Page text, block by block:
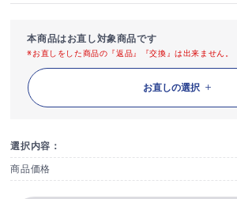
本商品はお直し対象商品です
※お直しをした商品の『返品』『交換』は出来ません。
お直しの選択
選択内容：
商品価格